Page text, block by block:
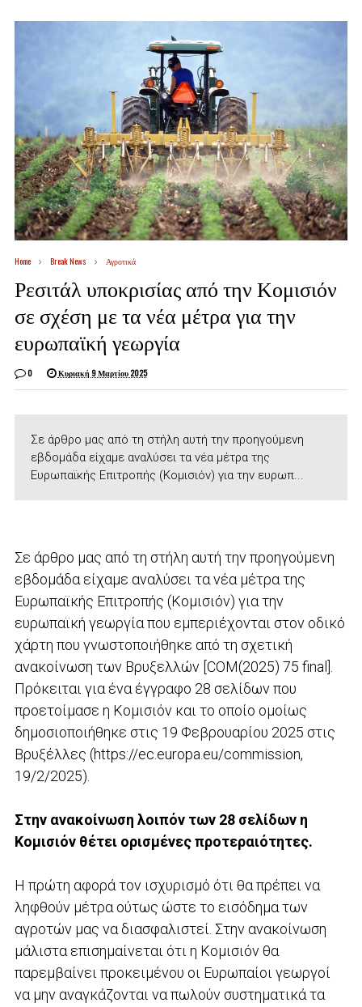
Home Break News Αγροτικά
Ρεσιτάλ υποκρισίας από την Κομισιόν
σε σχέση με τα νέα μέτρα για την
ευρωπαϊκή γεωργία
0 Κυριακή 9 Μαρτίου 2025
Σε άρθρο μας από τη στήλη αυτή την προηγούμενη
εβδομάδα είχαμε αναλύσει τα νέα μέτρα της
Ευρωπαϊκής Επιτροπής (Κομισιόν) για την ευρωπ...
Σε άρθρο μας από τη στήλη αυτή την προηγούμενη
εβδομάδα είχαμε αναλύσει τα νέα μέτρα της
Ευρωπαϊκής Επιτροπής (Κομισιόν) για την
ευρωπαϊκή γεωργία που εμπεριέχονται στον οδικό
χάρτη που γνωστοποιήθηκε από τη σχετική
ανακοίνωση των Βρυξελλών [COM(2025) 75 final].
Πρόκειται για ένα έγγραφο 28 σελίδων που
προετοίμασε η Κομισιόν και το οποίο ομοίως
δημοσιοποιήθηκε στις 19 Φεβρουαρίου 2025 στις
Βρυξέλλες (https://ec.europa.eu/commission,
19/2/2025).
Στην ανακοίνωση λοιπόν των 28 σελίδων η
Κομισιόν θέτει ορισμένες προτεραιότητες.
H πρώτη αφορά τον ισχυρισμό ότι θα πρέπει να
ληφθούν μέτρα ούτως ώστε το εισόδημα των
αγροτών μας να διασφαλιστεί. Στην ανακοίνωση
μάλιστα επισημαίνεται ότι η Κομισιόν θα
παρεμβαίνει προκειμένου οι Ευρωπαίοι γεωργοί
να μην αναγκάζονται να πωλούν συστηματικά τα